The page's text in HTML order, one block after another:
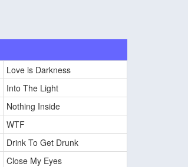
Love is Darkness
Into The Light
Nothing Inside
WTF
Drink To Get Drunk
Close My Eyes